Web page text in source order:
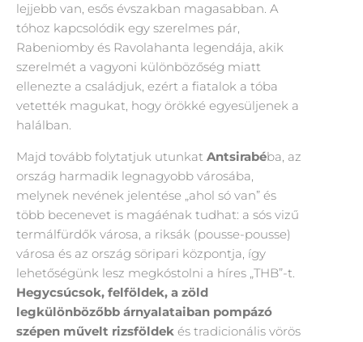
lejjebb van, esős évszakban magasabban. A
tóhoz kapcsolódik egy szerelmes pár,
Rabeniomby és Ravolahanta legendája, akik
szerelmét a vagyoni különbözőség miatt
ellenezte a családjuk, ezért a fiatalok a tóba
vetették magukat, hogy örökké egyesüljenek a
halálban.
Majd tovább folytatjuk utunkat Antsirabéba, az
ország harmadik legnagyobb városába,
melynek nevének jelentése „ahol só van” és
több becenevet is magáénak tudhat: a sós vizű
termálfürdők városa, a riksák (pousse-pousse)
városa és az ország söripari központja, így
lehetőségünk lesz megkóstolni a híres „THB”-t.
Hegycsúcsok, felföldek, a zöld
legkülönbözőbb árnyalataiban pompázó
szépen művelt rizsföldek és tradicionális vörös